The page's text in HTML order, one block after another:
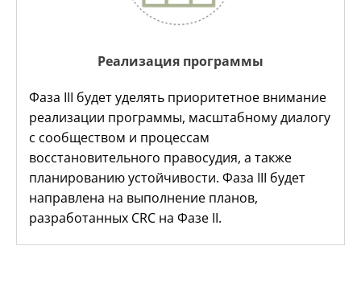
Реализация программы
Фаза III будет уделять приоритетное внимание
реализации программы, масштабному диалогу
с сообществом и процессам
восстановительного правосудия, а также
планированию устойчивости. Фаза III будет
направлена на выполнение планов,
разработанных CRC на Фазе II.